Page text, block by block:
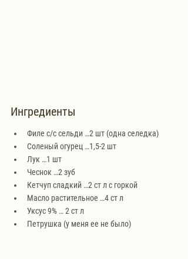
Ингредиенты
Филе с/с сельди …2 шт (одна селедка)
Соленый огурец …1,5-2 шт
Лук …1 шт
Чеснок …2 зуб
Кетчуп сладкий …2 ст л с горкой
Масло растительное …4 ст л
Уксус 9% … 2 ст л
Петрушка (у меня ее не было)